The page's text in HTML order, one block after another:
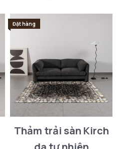
Đặt hàng
Thảm trải sàn Kirch